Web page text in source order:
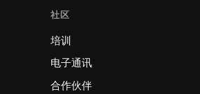
社区
培训
电子通讯
合作伙伴